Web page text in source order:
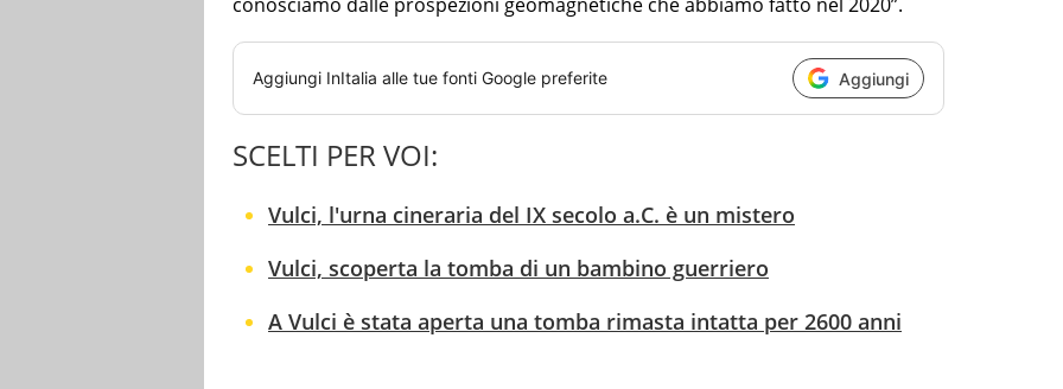
Aggiungi InItalia alle tue fonti Google preferite Aggiungi
SCELTI PER VOI:
Vulci, l'urna cineraria del IX secolo a.C. è un mistero
Vulci, scoperta la tomba di un bambino guerriero
A Vulci è stata aperta una tomba rimasta intatta per 2600 anni